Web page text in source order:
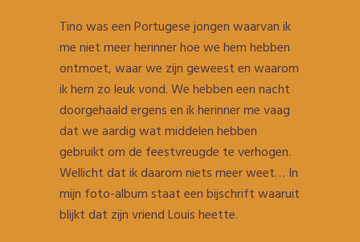
Tino was een Portugese jongen waarvan ik
me niet meer herinner hoe we hem hebben
ontmoet, waar we zijn geweest en waarom
ik hem zo leuk vond. We hebben een nacht
doorgehaald ergens en ik herinner me vaag
dat we aardig wat middelen hebben
gebruikt om de feestvreugde te verhogen.
Wellicht dat ik daarom niets meer weet… In
mijn foto-album staat een bijschrift waaruit
blijkt dat zijn vriend Louis heette.